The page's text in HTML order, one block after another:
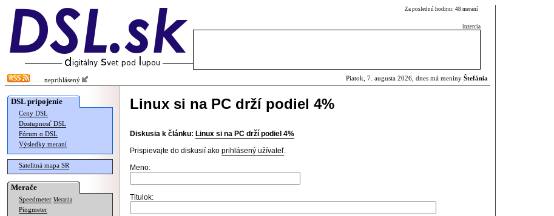
Za poslednú hodinu: 48 meraní
inzercia
neprihlásený Piatok, 7. augusta 2026, dnes má meniny Štefánia
DSL pripojenie
Ceny DSL
Dostupnosť DSL
Fórum o DSL
Výsledky meraní
Satelitná mapa SR
Merače
Speedmeter Merania
Pingmeter
Linux si na PC drží podiel 4%
Diskusia k článku: Linux si na PC drží podiel 4%
Prispievajte do diskusií ako prihlásený užívateľ.
Meno:
Titulok: